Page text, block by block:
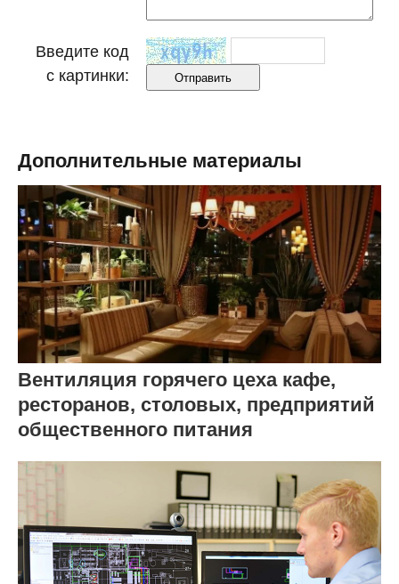
Введите код
с картинки:
Дополнительные материалы
Вентиляция горячего цеха кафе,
ресторанов, столовых, предприятий
общественного питания